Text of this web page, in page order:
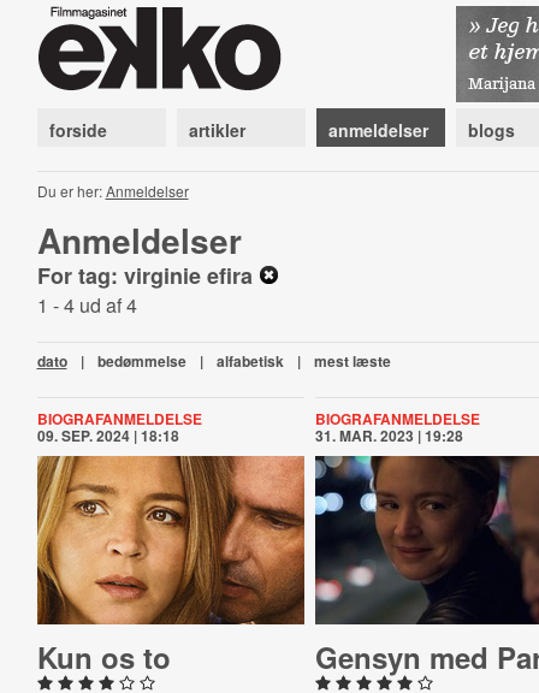
forside artikler anmeldelser blogs
Du er her:Anmeldelser
Anmeldelser
For tag: virginie efira
1 - 4 ud af 4
dato | bedømmelse | alfabetisk | mest læste
BIOGRAFANMELDELSE
09. SEP. 2024 | 18:18
Kun os to
BIOGRAFANMELDELSE
31. MAR. 2023 | 19:28
Gensyn med